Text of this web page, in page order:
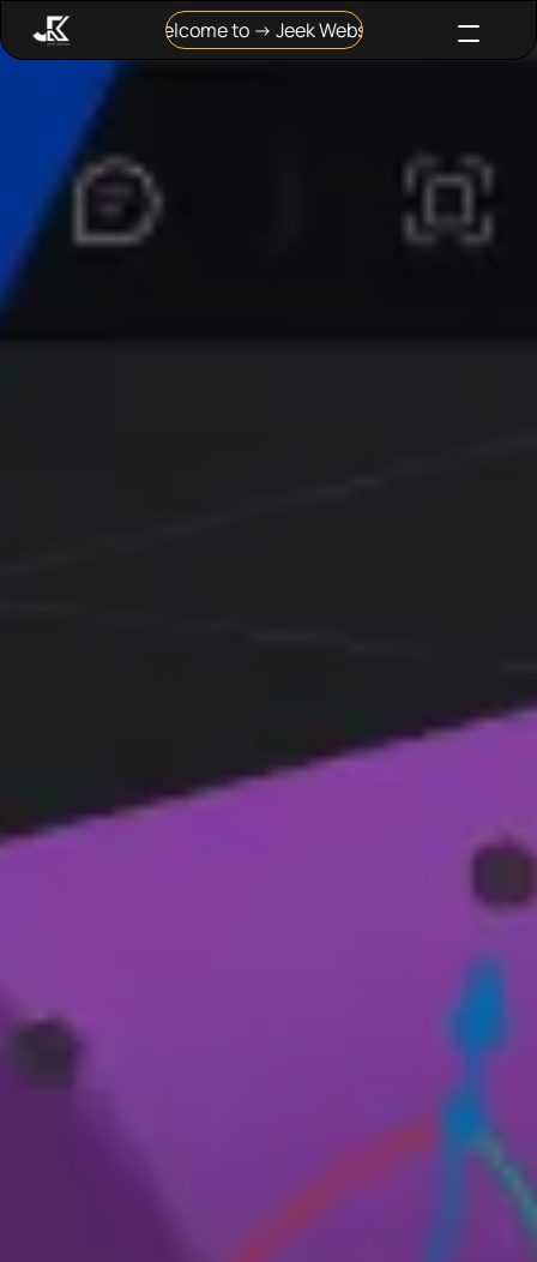
Welcome to → Jeek Website Design。 Welcome to